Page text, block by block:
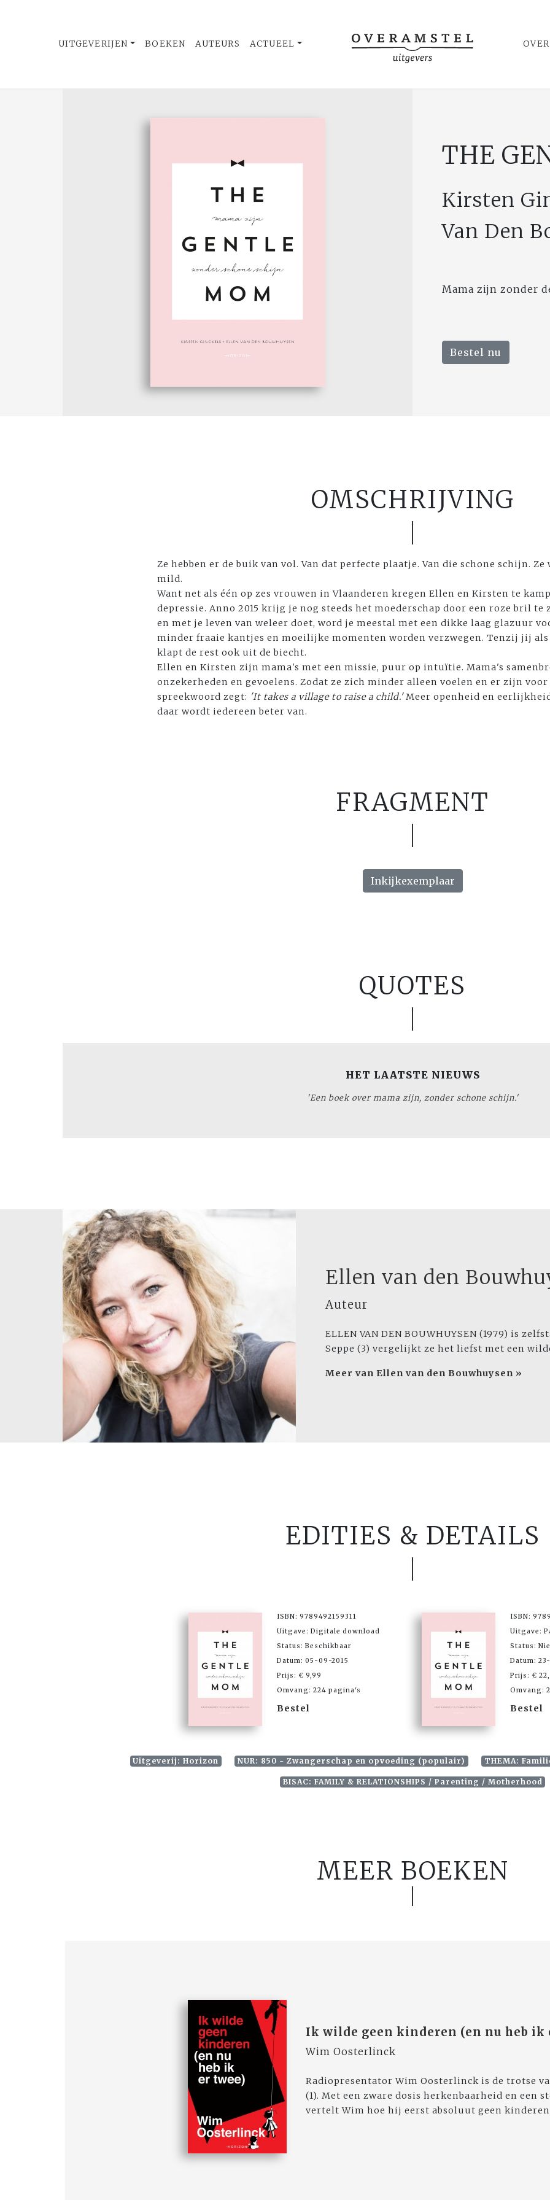
UITGEVERIJEN BOEKEN AUTEURS ACTUEEL
THE
Kirsten
Van Den
Mama zijn zonder
Bestel nu
OMSCHRIJVING
Ze hebben er de buik van vol. Van dat perfecte plaatje. Van die schone schijn.
mild.
Want net als één op zes vrouwen in Vlaanderen kregen Ellen en Kirsten te
depressie. Anno 2015 krijg je nog steeds het moederschap door een roze bril te
en met je leven van weleer doet, word je meestal met een dikke laag glazuur
minder fraaie kantjes en moeilijke momenten worden verzwegen. Tenzij jij als
klapt de rest ook uit de biecht.
Ellen en Kirsten zijn mama's met een missie, puur op intuïtie. Mama's
onzekerheden en gevoelens. Zodat ze zich minder alleen voelen en er zijn
spreekwoord zegt: 'It takes a village to raise a child.'Meer openheid en
daar wordt iedereen beter van.
FRAGMENT
Inkijkexemplaar
QUOTES
HET LAATSTE NIEUWS
'Een boek over mama zijn, zonder schone schijn.'
Ellen van den
Auteur
ELLEN VAN DEN BOUWHUYSEN (1979) is
Seppe (3) vergelijkt ze het liefst met een
Meer van Ellen van den Bouwhuysen »
EDITIES & DETAILS
ISBN: 9789492159311
Uitgave: Digitale download
Status: Beschikbaar
Datum: 05-09-2015
Prijs: € 9,99
Omvang: 224 pagina's
Bestel
ISBN:
Uitgave:
Status:
Datum:
Prijs: €
Omvang:
Bestel
Uitgeverij: Horizon NUR: 850 - Zwangerschap en opvoeding (populair) THEMA:
BISAC: FAMILY & RELATIONSHIPS / Parenting / Motherhood
MEER BOEKEN
Ik wilde geen kinderen (en nu heb ik
Wim Oosterlinck
Radiopresentator Wim Oosterlinck is de trotse
(1). Met een zware dosis herkenbaarheid en een
vertelt Wim hoe hij eerst absoluut geen kinderen